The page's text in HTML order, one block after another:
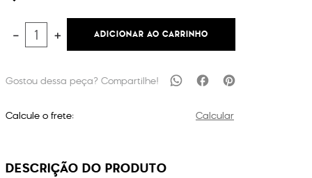
＋
－ ADICIONAR AO CARRINHO
Calcule o frete: Calcular
DESCRIÇÃO DO PRODUTO